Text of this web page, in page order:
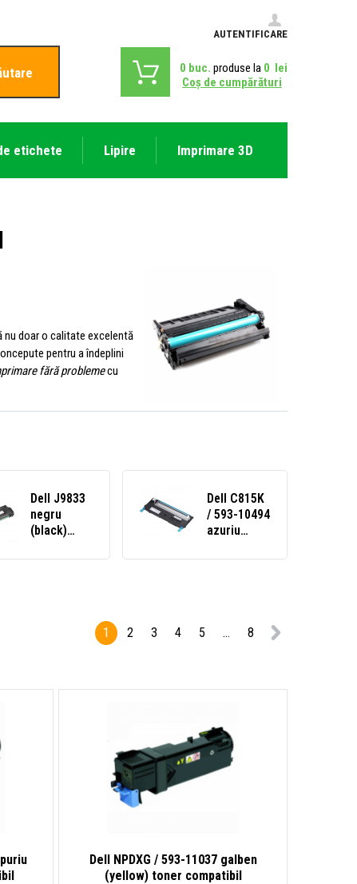
AUTENTIFICARE
0 buc. produse la 0 lei
Coş de cumpărături
etichete Lipire Imprimare 3D
nu doar o calitate excelentă
pentru a îndeplini
fără problemecu
Dell J9833
negru
(black)
compatibil
Dell C815K
/ 593-10494
azuriu
toner
1
2 3 4 5 ... 8
Dell NPDXG / 593-11037 galben
(yellow) toner compatibil